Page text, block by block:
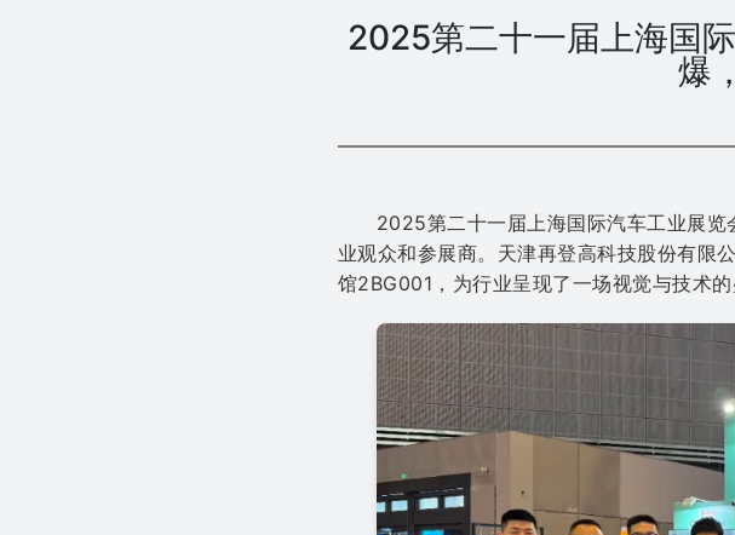
2025第二十一届上海国
爆
2025第二十一届上海国际汽车工业展
业观众和参展商。天津再登高科技股份有
馆2BG001，为行业呈现了一场视觉与技术的